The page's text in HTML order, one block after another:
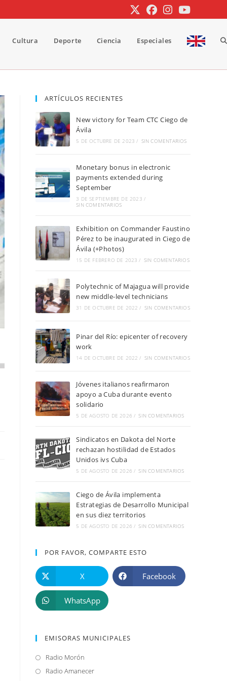
Cultura Deporte Ciencia Especiales
ARTÍCULOS RECIENTES
New victory for Team CTC Ciego de
Ávila
5 DE OCTUBRE DE 2023 / SIN COMENTARIOS
Monetary bonus in electronic
payments extended during
September
3 DE SEPTIEMBRE DE 2023 /
SIN COMENTARIOS
Exhibition on Commander Faustino
Pérez to be inaugurated in Ciego de
Ávila (+Photos)
15 DE FEBRERO DE 2023 / SIN COMENTARIOS
Polytechnic of Majagua will provide
new middle-level technicians
31 DE OCTUBRE DE 2022 / SIN COMENTARIOS
Pinar del Río: epicenter of recovery
work
14 DE OCTUBRE DE 2022 / SIN COMENTARIOS
Jóvenes italianos reafirmaron
apoyo a Cuba durante evento
solidario
5 DE AGOSTO DE 2026 / SIN COMENTARIOS
Sindicatos en Dakota del Norte
rechazan hostilidad de Estados
Unidos ivs Cuba
5 DE AGOSTO DE 2026 / SIN COMENTARIOS
Ciego de Ávila implementa
Estrategias de Desarrollo Municipal
en sus diez territorios
5 DE AGOSTO DE 2026 / SIN COMENTARIOS
POR FAVOR, COMPARTE ESTO
X Facebook
WhatsApp
EMISORAS MUNICIPALES
Radio Morón
abre
Radio AmanecerSe